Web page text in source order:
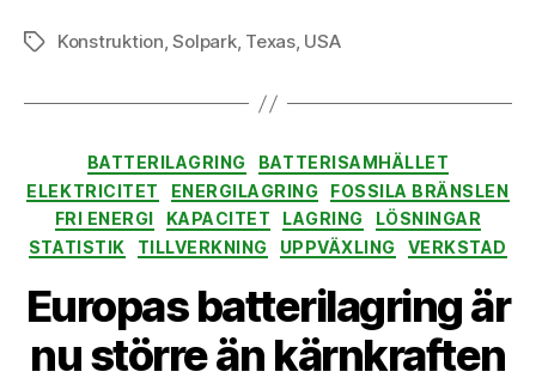
EtiketterKonstruktion,Solpark, Texas, USA
Kategorier
BATTERILAGRING
BATTERISAMHÄLLET
ELEKTRICITET
ENERGILAGRING
FOSSILA BRÄNSLEN
FRI ENERGI
KAPACITET LAGRING
LÖSNINGAR
STATISTIK
TILLVERKNING UPPVÄXLING VERKSTAD
Europas batterilagring är
nu större än kärnkraften